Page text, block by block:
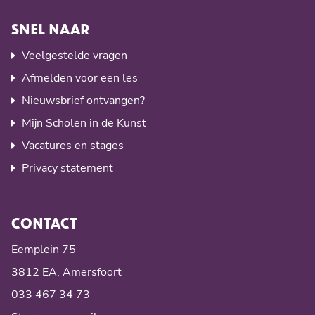
SNEL NAAR
Veelgestelde vragen
Afmelden voor een les
Nieuwsbrief ontvangen?
Mijn Scholen in de Kunst
Vacatures en stages
Privacy statement
CONTACT
Eemplein 75
3812 EA, Amersfoort
033 467 34 73